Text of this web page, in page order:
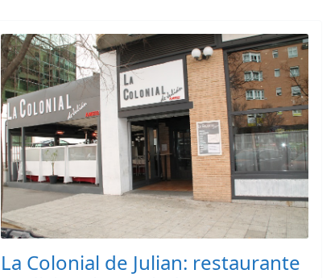
La Colonial de Julian: restaurante